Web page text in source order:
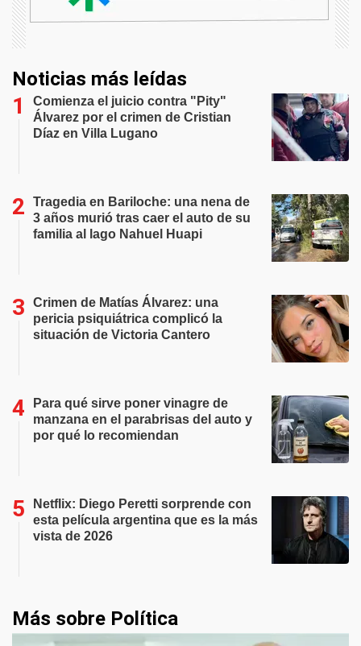
Noticias más leídas
Comienza el juicio contra "Pity"
Álvarez por el crimen de Cristian
Díaz en Villa Lugano
Tragedia en Bariloche: una nena de
3 años murió tras caer el auto de su
familia al lago Nahuel Huapi
Crimen de Matías Álvarez: una
pericia psiquiátrica complicó la
situación de Victoria Cantero
Para qué sirve poner vinagre de
manzana en el parabrisas del auto y
por qué lo recomiendan
Netflix: Diego Peretti sorprende con
esta película argentina que es la más
vista de 2026
Más sobre Política